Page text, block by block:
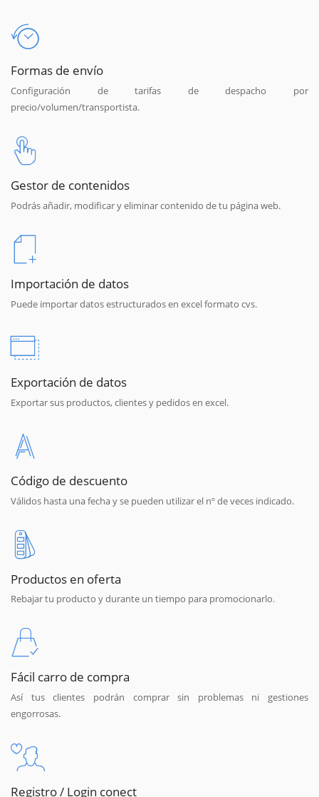
Formas de envío
Configuración de tarifas de despacho por
precio/volumen/transportista.
Gestor de contenidos
Podrás añadir, modificar y eliminar contenido de tu página web.
Importación de datos
Puede importar datos estructurados en excel formato cvs.
Exportación de datos
Exportar sus productos, clientes y pedidos en excel.
Código de descuento
Válidos hasta una fecha y se pueden utilizar el nº de veces indicado.
Productos en oferta
Rebajar tu producto y durante un tiempo para promocionarlo.
Fácil carro de compra
Así tus clientes podrán comprar sin problemas ni gestiones
engorrosas.
Registro / Login conect